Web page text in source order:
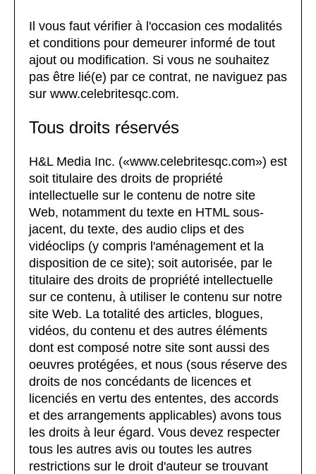
Il vous faut vérifier à l'occasion ces modalités
et conditions pour demeurer informé de tout
ajout ou modification. Si vous ne souhaitez
pas être lié(e) par ce contrat, ne naviguez pas
sur www.celebritesqc.com.
Tous droits réservés
H&L Media Inc. («www.celebritesqc.com») est
soit titulaire des droits de propriété
intellectuelle sur le contenu de notre site
Web, notamment du texte en HTML sous-
jacent, du texte, des audio clips et des
vidéoclips (y compris l'aménagement et la
disposition de ce site); soit autorisée, par le
titulaire des droits de propriété intellectuelle
sur ce contenu, à utiliser le contenu sur notre
site Web. La totalité des articles, blogues,
vidéos, du contenu et des autres éléments
dont est composé notre site sont aussi des
oeuvres protégées, et nous (sous réserve des
droits de nos concédants de licences et
licenciés en vertu des ententes, des accords
et des arrangements applicables) avons tous
les droits à leur égard. Vous devez respecter
tous les autres avis ou toutes les autres
restrictions sur le droit d'auteur se trouvant